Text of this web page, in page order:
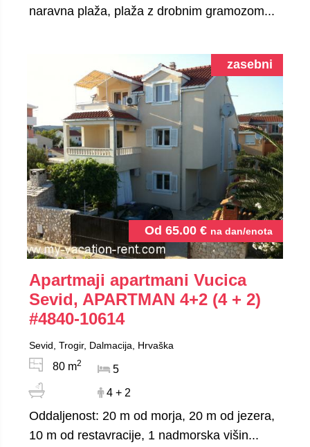
naravna plaža, plaža z drobnim gramozom...
Od 65.00 € na dan/enota
zasebni
Apartmaji apartmani Vucica
Sevid, APARTMAN 4+2 (4 + 2)
#4840-10614
Sevid, Trogir, Dalmacija, Hrvaška
80 m2
5
4 + 2
Oddaljenost: 20 m od morja, 20 m od jezera,
10 m od restavracije, 1 nadmorska višin...